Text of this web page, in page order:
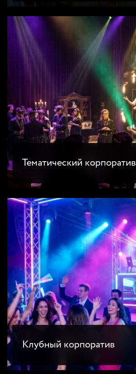
Тематический корпоратив
Клубный корпоратив